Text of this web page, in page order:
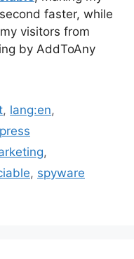
faster, while
visitors from
by AddToAny
, lang:en,
,
, spyware